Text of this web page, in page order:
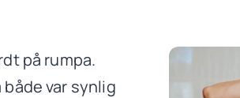
på rumpa.
var synlig